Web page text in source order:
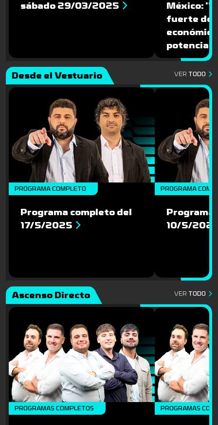
sábado 29/03/2025
México:
fuerte
potencial
Desde el Vestuario VER TODO
PROGRAMA COMPLETO
Programa completo del
17/5/2025
PROGRAMA
Programa
10/5/
Ascenso Directo VER TODO
PROGRAMAS COMPLETOS PROGRAMAS